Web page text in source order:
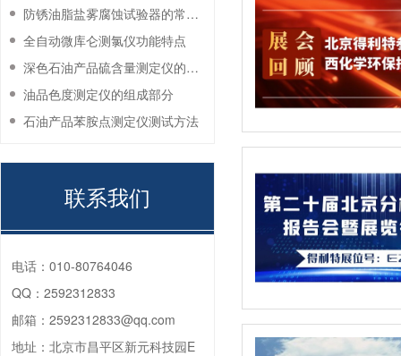
防锈油脂盐雾腐蚀试验器的常见故障与解决方法
全自动微库仑测氯仪功能特点
深色石油产品硫含量测定仪的工作环境要求
油品色度测定仪的组成部分
石油产品苯胺点测定仪测试方法
联系我们
电话： 010-80764046
QQ： 2592312833
邮箱： 2592312833@qq.com
地址： 北京市昌平区新元科技园E